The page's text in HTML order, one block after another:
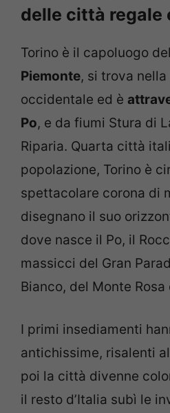
delle città regale
Torino è il capoluogo
Piemonte, si trova nella
occidentale ed è
Po, e da fiumi Stura di
Riparia. Quarta città
popolazione, Torino è
spettacolare corona di
disegnano il suo
dove nasce il Po, il
massicci del Gran
Bianco, del Monte Rosa
I primi insediamenti
antichissime, risalenti
poi la città divenne
il resto d’Italia subì le